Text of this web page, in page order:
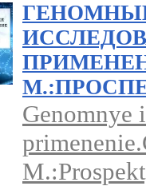
Genomnye